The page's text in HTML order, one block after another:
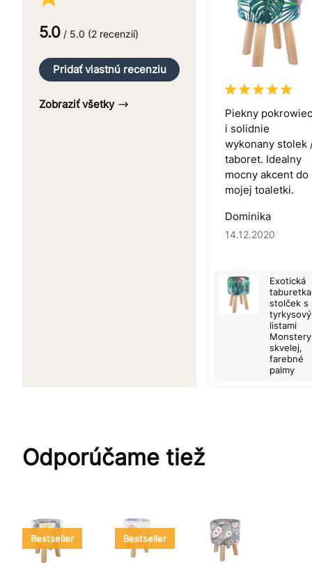
5.0 / 5.0 (2 recenzií)
Pridať vlastnú recenziu
Zobraziť všetky
Piekny pokrowiec
i solidnie
wykonany stolek
taboret. Idealny
mocny akcent do
mojej toaletki.
Dominika
14.12.2020
Exotická
stolček s
listami
Monstery
skvelej,
farebné
palmy
Odporúčame tiež
Bestseller Bestseller